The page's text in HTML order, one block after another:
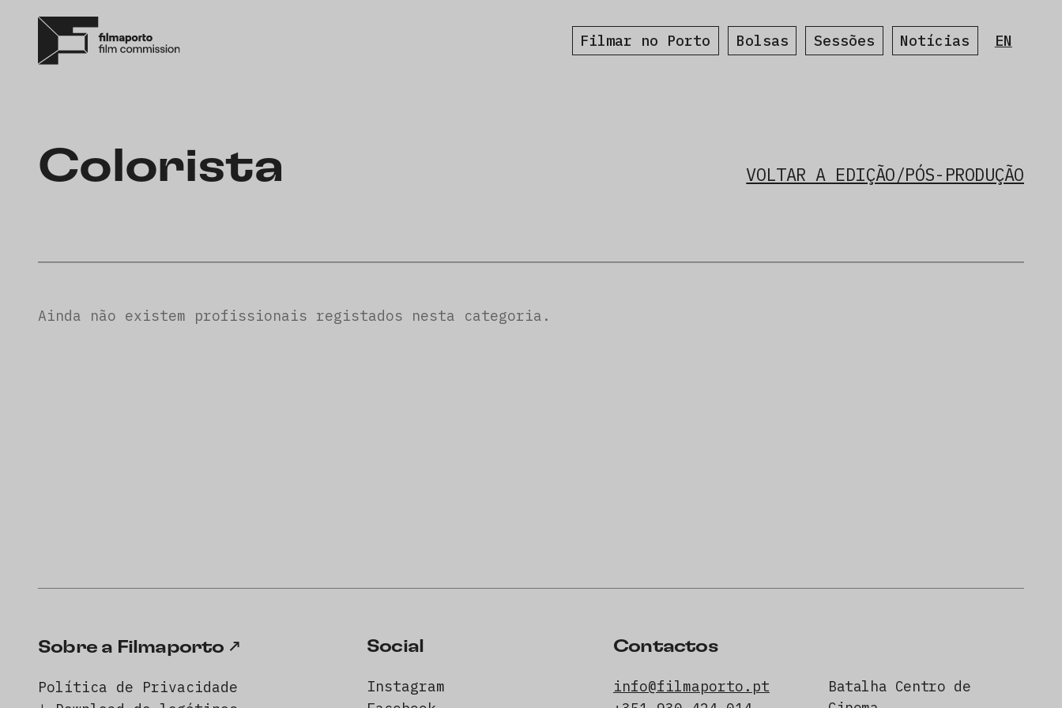
Filmar no Porto Bolsas Sessões Notícias EN
Colorista VOLTAR A EDIÇÃO/PÓS-PRODUÇÃO
Ainda não existem profissionais registados nesta categoria.
Sobre a Filmaporto
Política de Privacidade
Social
Instagram
Contactos
info@filmaporto.pt
Batalha Centro de